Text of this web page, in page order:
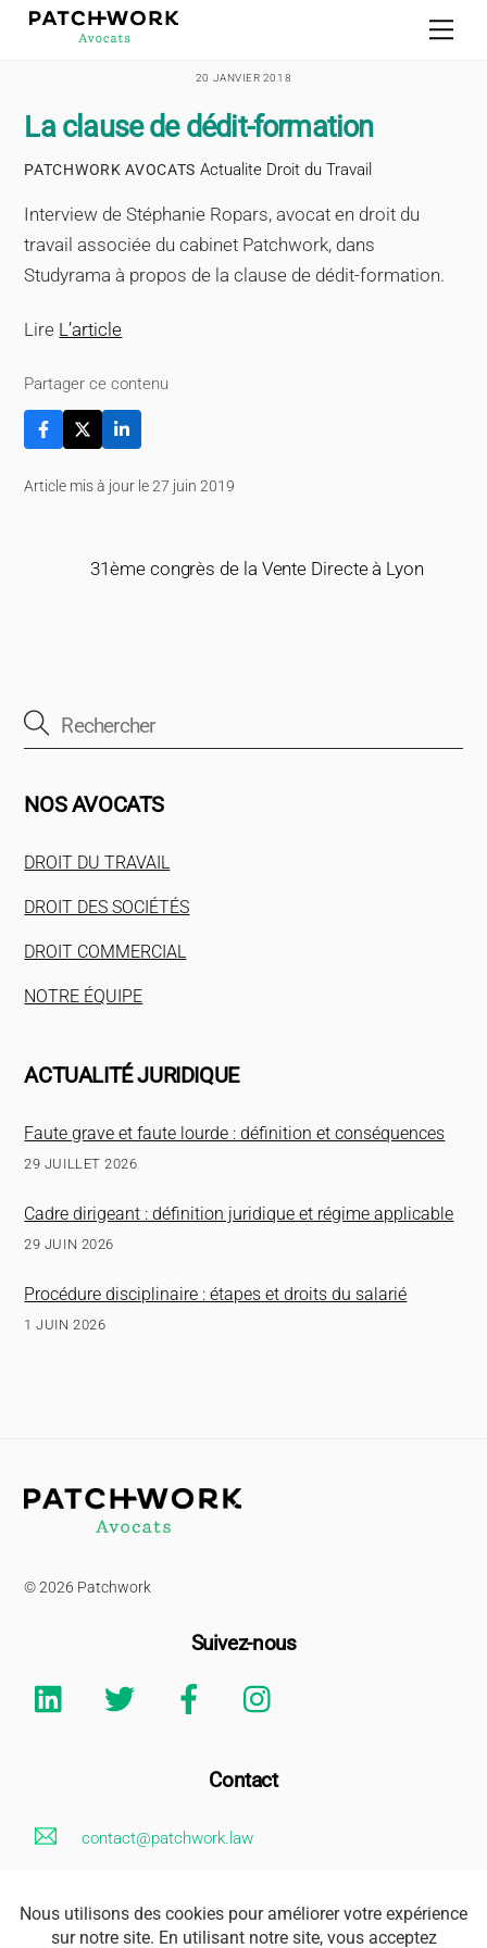
Skip
20 JANVIER 2018
La clause de dédit-formation
PATCHWORK AVOCATS Actualite Droit du Travail
Interview de Stéphanie Ropars, avocat en droit du
travail associée du cabinet Patchwork, dans
Studyrama à propos de la clause de dédit-formation.
Lire L’article
Partager ce contenu
Article mis à jour le 27 juin 2019
31ème congrès de la Vente Directe à Lyon
NOS AVOCATS
DROIT DU TRAVAIL
DROIT DES SOCIÉTÉS
DROIT COMMERCIAL
NOTRE ÉQUIPE
ACTUALITÉ JURIDIQUE
Faute grave et faute lourde : définition et conséquences
29 JUILLET 2026
Cadre dirigeant : définition juridique et régime applicable
29 JUIN 2026
Procédure disciplinaire : étapes et droits du salarié
1 JUIN 2026
© 2026 Patchwork
Suivez-nous
Linkedin Twitter Facebook
Contact
contact@patchwork.law